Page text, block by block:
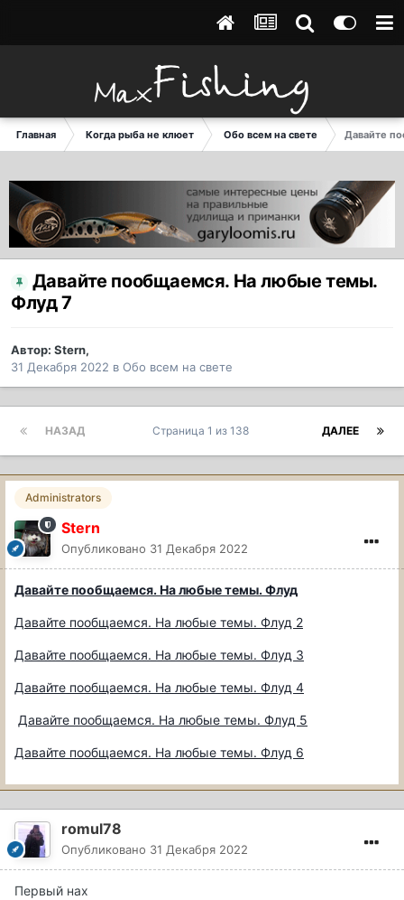
Главная Когда рыба не клюет Обо всем на свете Давайте
Давайте пообщаемся. На любые темы.
Флуд 7
Автор: Stern,
31 Декабря 2022 в Обо всем на свете
НАЗАД ДАЛЕЕ
Страница 1 из 138
Administrators
Stern
Опубликовано 31 Декабря 2022
Давайте пообщаемся. На любые темы. Флуд
Давайте пообщаемся. На любые темы. Флуд 2
Давайте пообщаемся. На любые темы. Флуд 3
Давайте пообщаемся. На любые темы. Флуд 4
Давайте пообщаемся. На любые темы. Флуд 5
Давайте пообщаемся. На любые темы. Флуд 6
romul78
Опубликовано 31 Декабря 2022
Первый нах